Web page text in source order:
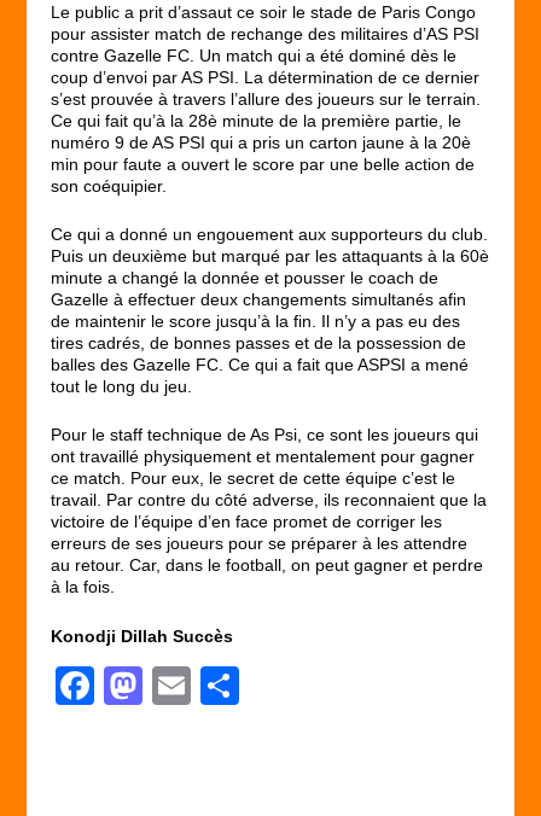
Le public a prit d’assaut ce soir le stade de Paris Congo
pour assister match de rechange des militaires d’AS PSI
contre Gazelle FC. Un match qui a été dominé dès le
coup d’envoi par AS PSI. La détermination de ce dernier
s’est prouvée à travers l’allure des joueurs sur le terrain.
Ce qui fait qu’à la 28è minute de la première partie, le
numéro 9 de AS PSI qui a pris un carton jaune à la 20è
min pour faute a ouvert le score par une belle action de
son coéquipier.
Ce qui a donné un engouement aux supporteurs du club.
Puis un deuxième but marqué par les attaquants à la 60è
minute a changé la donnée et pousser le coach de
Gazelle à effectuer deux changements simultanés afin
de maintenir le score jusqu’à la fin. Il n’y a pas eu des
tires cadrés, de bonnes passes et de la possession de
balles des Gazelle FC. Ce qui a fait que ASPSI a mené
tout le long du jeu.
Pour le staff technique de As Psi, ce sont les joueurs qui
ont travaillé physiquement et mentalement pour gagner
ce match. Pour eux, le secret de cette équipe c’est le
travail. Par contre du côté adverse, ils reconnaient que la
victoire de l’équipe d’en face promet de corriger les
erreurs de ses joueurs pour se préparer à les attendre
au retour. Car, dans le football, on peut gagner et perdre
à la fois.
Konodji Dillah Succès
F
M
E